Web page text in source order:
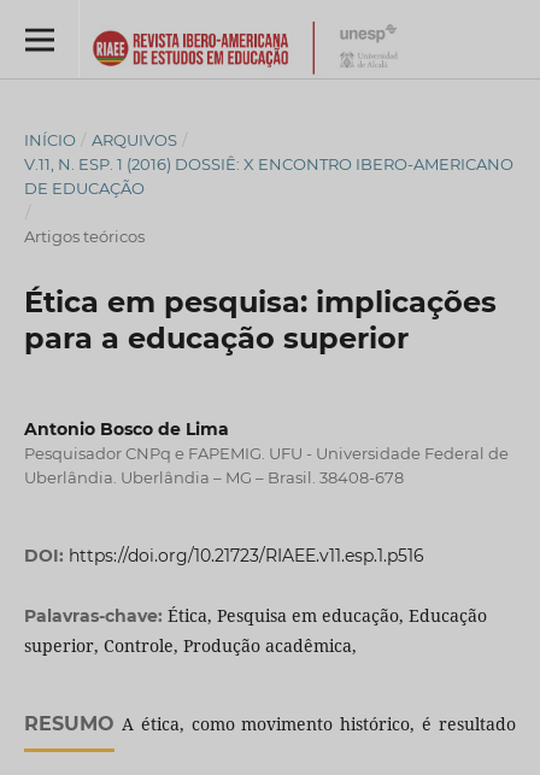
INÍCIO / ARQUIVOS /
V.11, N. ESP. 1 (2016) DOSSIÊ: X ENCONTRO IBERO-AMERICANO
DE EDUCAÇÃO
/
Artigos teóricos
Ética em pesquisa: implicações
para a educação superior
Antonio Bosco de Lima
Pesquisador CNPq e FAPEMIG. UFU - Universidade Federal de
Uberlândia. Uberlândia – MG – Brasil. 38408-678
DOI: https://doi.org/10.21723/RIAEE.v11.esp.1.p516
Palavras-chave: Ética, Pesquisa em educação, Educação
superior, Controle, Produção acadêmica,
RESUMO A ética, como movimento histórico, é resultado